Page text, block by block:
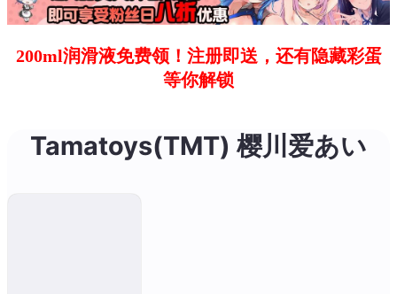
200ml润滑液免费领！注册即送，还有隐藏彩蛋
等你解锁
Tamatoys(TMT) 樱川爱あい